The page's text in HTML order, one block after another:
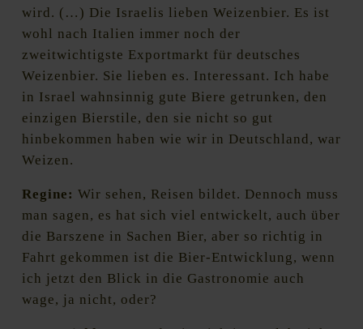
wird. (…) Die Israelis lieben Weizenbier. Es ist
wohl nach Italien immer noch der
zweitwichtigste Exportmarkt für deutsches
Weizenbier. Sie lieben es. Interessant. Ich habe
in Israel wahnsinnig gute Biere getrunken, den
einzigen Bierstile, den sie nicht so gut
hinbekommen haben wie wir in Deutschland, war
Weizen.
Regine: Wir sehen, Reisen bildet. Dennoch muss
man sagen, es hat sich viel entwickelt, auch über
die Barszene in Sachen Bier, aber so richtig in
Fahrt gekommen ist die Bier-Entwicklung, wenn
ich jetzt den Blick in die Gastronomie auch
wage, ja nicht, oder?